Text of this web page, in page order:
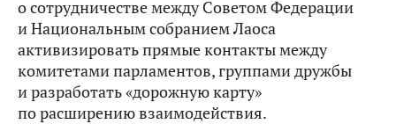
о сотрудничестве между Советом Федерации
и Национальным собранием Лаоса
активизировать прямые контакты между
комитетами парламентов, группами дружбы
и разработать «дорожную карту»
по расширению взаимодействия.